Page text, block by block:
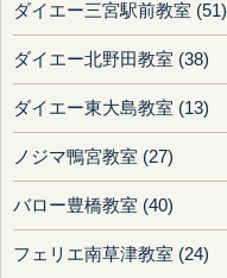
ダイエー三宮駅前教室 (51)
ダイエー北野田教室 (38)
ダイエー東大島教室 (13)
ノジマ鴨宮教室 (27)
バロー豊橋教室 (40)
フェリエ南草津教室 (24)